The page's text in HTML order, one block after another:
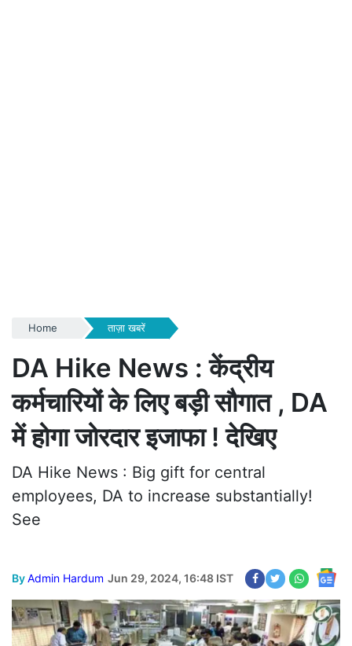
Home ताज़ा खबरें
DA Hike News : केंद्रीय
कर्मचारियों के लिए बड़ी सौगात , DA
में होगा जोरदार इजाफा ! देखिए
DA Hike News : Big gift for central
employees, DA to increase substantially!
See
ByAdmin Hardum Jun 29, 2024, 16:48 IST